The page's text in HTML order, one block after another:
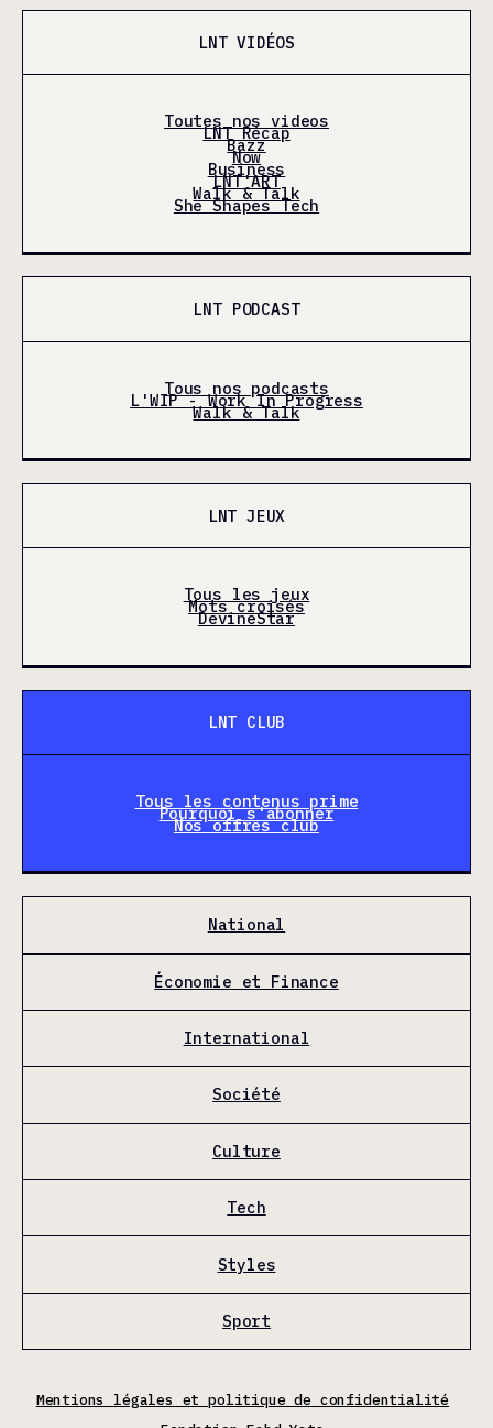
LNT VIDÉOS
Toutes nos videos
LNT Récap
Bazz
Now
Business
LNT'ART
Walk & Talk
She Shapes Tech
LNT PODCAST
Tous nos podcasts
L'WIP - Work In Progress
Walk & Talk
LNT JEUX
Tous les jeux
Mots croisés
DevineStar
LNT CLUB
Tous les contenus prime
Pourquoi s'abonner
Nos offres club
National
Économie et Finance
International
Société
Culture
Tech
Styles
Sport
Mentions légales et politique de confidentialité